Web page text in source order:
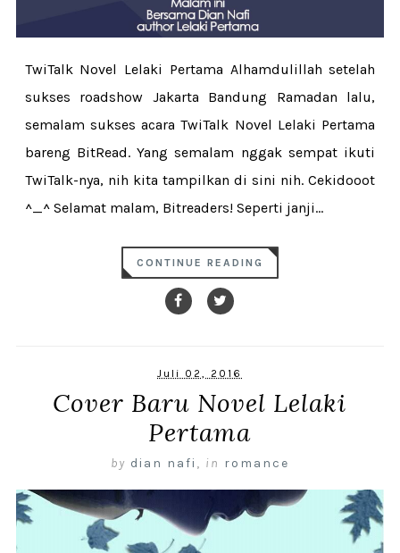
TwiTalk Novel Lelaki Pertama Alhamdulillah setelah
sukses roadshow Jakarta Bandung Ramadan lalu,
semalam sukses acara TwiTalk Novel Lelaki Pertama
bareng BitRead. Yang semalam nggak sempat ikuti
TwiTalk-nya, nih kita tampilkan di sini nih. Cekidooot
^_^ Selamat malam, Bitreaders! Seperti janji...
CONTINUE READING
Juli 02, 2016
Cover Baru Novel Lelaki
Pertama
by dian nafi , in romance